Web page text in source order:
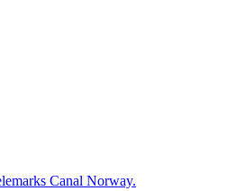
Canal Norway.